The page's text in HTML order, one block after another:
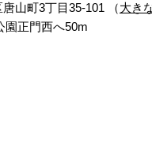
山町3丁目35-101 （大き
園正門西へ50m